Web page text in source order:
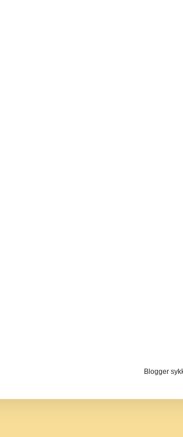
Blogger